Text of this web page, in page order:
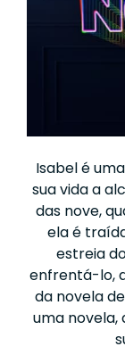
Isabel é
sua vida a
das nove,
ela é
estreia
enfrentá-lo,
da novela
uma